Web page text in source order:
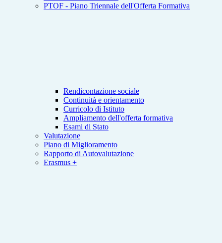
PTOF - Piano Triennale dell'Offerta Formativa
Rendicontazione sociale
Continuità e orientamento
Curricolo di Istituto
Ampliamento dell'offerta formativa
Esami di Stato
Valutazione
Piano di Miglioramento
Rapporto di Autovalutazione
Erasmus +